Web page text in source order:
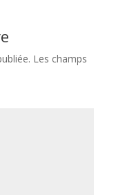
Les champs